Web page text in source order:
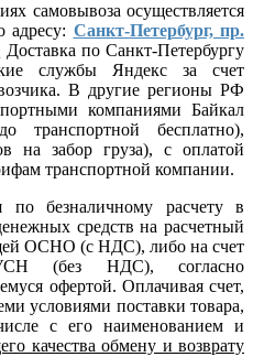
самовывоза осуществляется
адресу: Санкт-Петербург, пр.
Доставка по Санкт-Петербургу
службы Яндекс за счет
В другие регионы РФ
компаниями Байкал
транспортной бесплатно),
забор груза), с оплатой
транспортной компании.
по безналичному расчету в
средств на расчетный
ОСНО (с НДС), либо на счет
(без НДС), согласно
офертой. Оплачивая счет,
условиями поставки товара,
с его наименованием и
качества обмену и возврату